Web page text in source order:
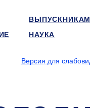
ВЫПУСКНИКАМ
НАУКА
Версия для